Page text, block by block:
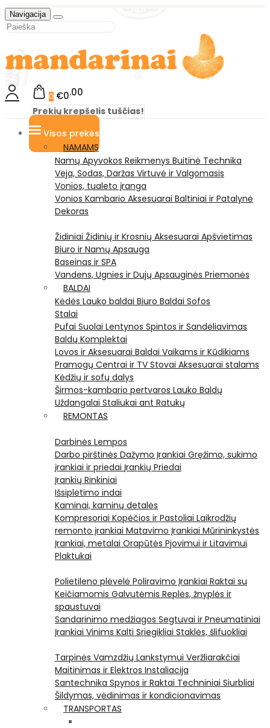
Navigacija
0 €0 00
Prekių krepšelis tuščias!
Visos prekės
NAMAMS
Namų Apyvokos Reikmenys Buitinė Technika
Veja, Sodas, Daržas Virtuvė ir Valgomasis
Vonios, tualeto įranga
Vonios Kambario Aksesuarai Baltiniai ir Patalynė
Dekoras
Židiniai Židinių ir Krosnių Aksesuarai Apšvietimas
Biuro ir Namų Apsauga
Baseinas ir SPA
Vandens, Ugnies ir Dujų Apsauginės Priemonės
BALDAI
Kėdės Lauko baldai Biuro Baldai Sofos
Stalai
Pufai Suolai Lentynos Spintos ir Sandėliavimas
Baldų Komplektai
Lovos ir Aksesuarai Baldai Vaikams ir Kūdikiams
Pramogų Centrai ir TV Stovai Aksesuarai stalams
Kėdžių ir sofų dalys
Širmos-kambario pertvaros Lauko Baldų
Uždangalai Staliukai ant Ratukų
REMONTAS
Darbinės Lempos
Darbo pirštinės Dažymo Įrankiai Gręžimo, sukimo
įrankiai ir priedai Įrankių Priedai
Įrankių Rinkiniai
Išsiplėtimo indai
Kaminai, kaminų detalės
Kompresoriai Kopėčios ir Pastoliai Laikrodžių
remonto įrankiai Matavimo Įrankiai Mūrininkystės
Įrankiai, metalai Orapūtės Pjovimui ir Litavimui
Plaktukai
Polietileno plėvelė Poliravimo Įrankiai Raktai su
Keičiamomis Galvutėmis Replės, žnyplės ir
spaustuvai
Sandarinimo medžiagos Segtuvai ir Pneumatiniai
Įrankiai Vinims Kalti Sriegikliai Staklės, šlifuokliai
Tarpinės Vamzdžių Lankstymui Veržliarakčiai
Maitinimas ir Elektros Instaliacija
Santechnika Spynos ir Raktai Techniniai Siurbliai
Šildymas, vėdinimas ir kondicionavimas
TRANSPORTAS